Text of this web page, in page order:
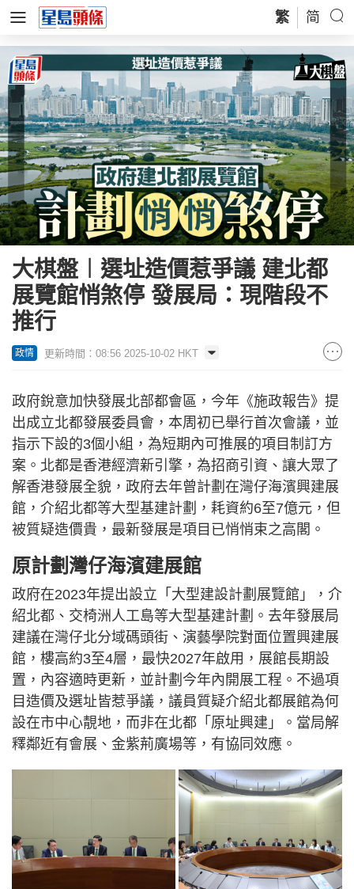
繁 简
大棋盤︱選址造價惹爭議 建北都
展覽館悄煞停 發展局：現階段不
推行
政情 更新時間：08:56 2025-10-02 HKT
政府銳意加快發展北部都會區，今年《施政報告》提
出成立北都發展委員會，本周初已舉行首次會議，並
指示下設的3個小組，為短期內可推展的項目制訂方
案。北都是香港經濟新引擎，為招商引資、讓大眾了
解香港發展全貌，政府去年曾計劃在灣仔海濱興建展
館，介紹北都等大型基建計劃，耗資約6至7億元，但
被質疑造價貴，最新發展是項目已悄悄束之高閣。
原計劃灣仔海濱建展館
政府在2023年提出設立「大型建設計劃展覽館」，介
紹北都、交椅洲人工島等大型基建計劃。去年發展局
建議在灣仔北分域碼頭街、演藝學院對面位置興建展
館，樓高約3至4層，最快2027年啟用，展館長期設
置，內容適時更新，並計劃今年內開展工程。不過項
目造價及選址皆惹爭議，議員質疑介紹北都展館為何
設在市中心靚地，而非在北都「原址興建」。當局解
釋鄰近有會展、金紫荊廣場等，有協同效應。